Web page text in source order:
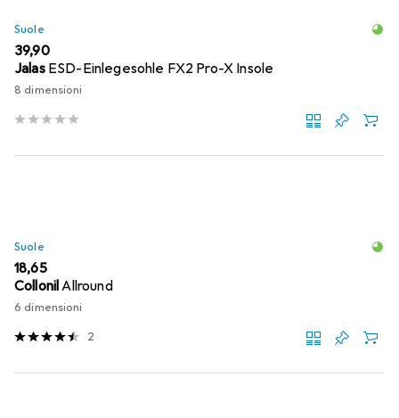
Suole
EUR
39,90
Jalas ESD-Einlegesohle FX2 Pro-X Insole
8 dimensioni
Suole
EUR
18,65
CollonilAllround
6 dimensioni
2